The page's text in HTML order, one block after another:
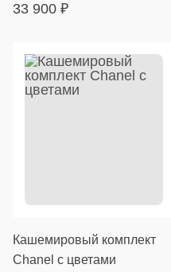
33 900 ₽
Кашемировый комплект
Chanel с цветами